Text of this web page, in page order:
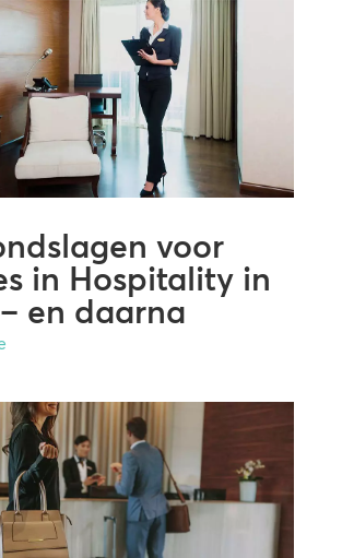
voor
in Hospitality in
en daarna